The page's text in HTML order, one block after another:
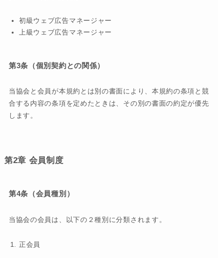
初級ウェブ広告マネージャー
上級ウェブ広告マネージャー
第3条（個別契約との関係）
当協会と会員が本規約とは別の書面により、本規約の条項と競
合する内容の条項を定めたときは、その別の書面の約定が優先
します。
第2章 会員制度
第4条（会員種別）
当協会の会員は、以下の２種別に分類されます。
正会員